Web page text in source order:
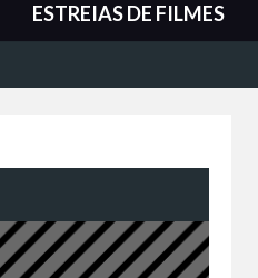
ESTREIAS DE FILMES